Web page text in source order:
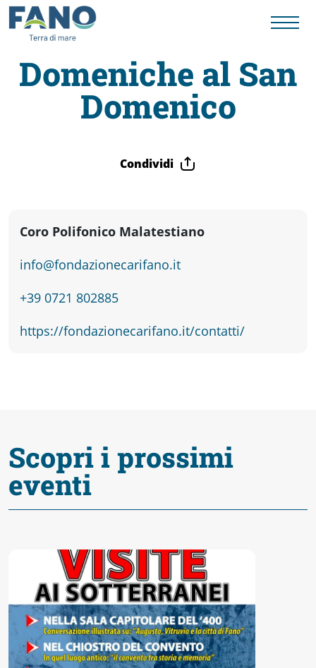
Fano
Cose
da
fare
Enogastronomia
Informazioni
Guide
Fano
Accessibili
Domeniche al San
Domenico
Condividi
Coro Polifonico Malatestiano
info@fondazionecarifano.it
+39 0721 802885
https://fondazionecarifano.it/contatti/
Scopri i prossimi
eventi